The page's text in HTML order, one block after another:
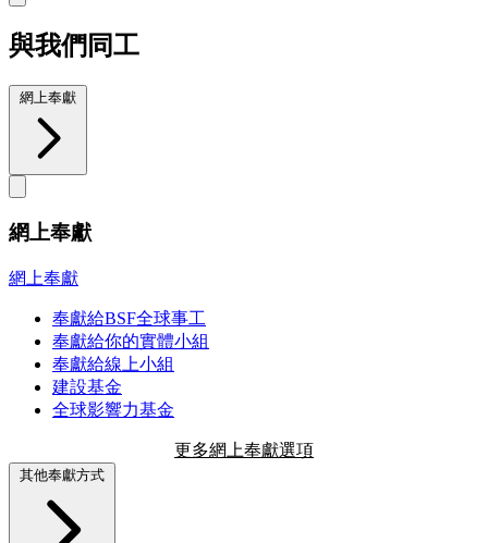
與我們同工
網上奉獻
網上奉獻
網上奉獻
奉獻給BSF全球事工
奉獻給你的實體小組
奉獻給線上小組
建設基金
全球影響力基金
更多網上奉獻選項
其他奉獻方式